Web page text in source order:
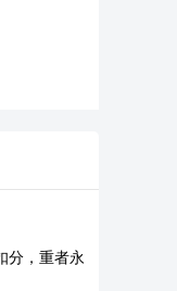
分，重者永